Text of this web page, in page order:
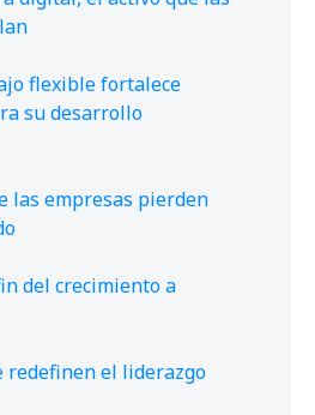
flexible fortalece
su desarrollo
las empresas pierden
del crecimiento a
redefinen el liderazgo